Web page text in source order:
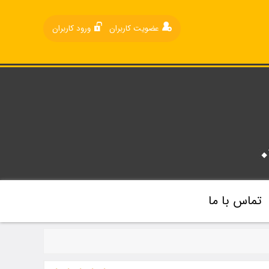
ورود کاربران عضویت کاربران
تماس با ما